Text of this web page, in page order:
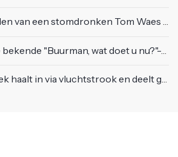
stomdronken Tom Waes vlak voordat hij in z'n auto stapte?
wat doet u nu?"-scène uit Flodder met Tatjana Šimić
in via vluchtstrook en deelt gevaarlijke brake check uit